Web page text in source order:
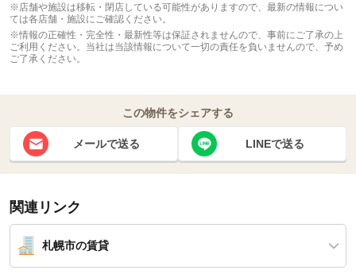
※店舗や施設は移転・閉店している可能性がありますので、最新の情報につい
ては各店舗・施設にご確認ください。
※情報の正確性・完全性・最新性等は保証されませんので、事前にご了承の上
ご利用ください。当社は当該情報について一切の責任を負いませんので、予め
ご了承ください。
この物件をシェアする
メールで送る LINEで送る
関連リンク
札幌市の賃貸